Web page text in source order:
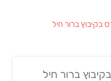
בקיבוץ ברור חיל
ברור חיל